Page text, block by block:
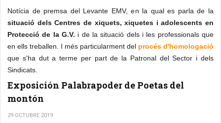
Notícia de premsa del Levante EMV, en la qual es parla de la
situació dels Centres de xiquets, xiquetes i adolescents en
Protecció de la G.V. i de la situació dels i les professionals que
en ells treballen. I més particularment del procés d'homologació
que s'ha dut a terme per part de la Patronal del Sector i dels
Sindicats.
Exposición Palabrapoder de Poetas del
montón
29 OCTUBRE 2019